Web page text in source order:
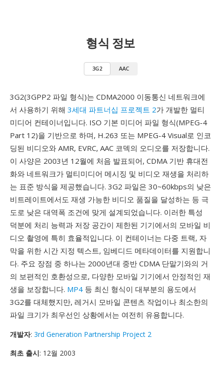
형식 정보
3G2 AAC
3G2(3GPP2 파일 형식)는 CDMA2000 이동통신 네트워크에
서 사용하기 위해 3세대 파트너십 프로젝트 2가 개발한 멀티
미디어 컨테이너입니다. ISO 기본 미디어 파일 형식(MPEG-4
Part 12)을 기반으로 하며, H.263 또는 MPEG-4 Visual로 인코
딩된 비디오와 AMR, EVRC, AAC 코덱의 오디오를 저장합니다.
이 사양은 2003년 12월에 처음 발표되어, CDMA 기반 휴대전
화와 네트워크가 멀티미디어 메시징 및 비디오 재생을 처리하
는 표준 방식을 제공했습니다. 3G2 파일은 30~60kbps의 낮은
비트레이트에서도 재생 가능한 비디오 품질을 달성하는 등 극
도로 낮은 대역폭 조건에 맞게 설계되었습니다. 이러한 특성
덕분에 처리 능력과 저장 공간이 제한된 기기에서의 모바일 비
디오 촬영에 특히 효율적입니다. 이 컨테이너는 다중 트랙, 자
막을 위한 시간 지정 텍스트, 임베디드 메타데이터를 지원합니
다. 주요 장점 중 하나는 2000년대 중반 CDMA 단말기와의 거
의 보편적인 호환성으로, 다양한 모바일 기기에서 안정적인 재
생을 보장합니다. MP4 등 최신 형식이 대부분의 용도에서
3G2를 대체했지만, 레거시 모바일 콘텐츠 작업이나 최소한의
파일 크기가 최우선인 상황에서는 여전히 유용합니다.
개발자: 3rd Generation Partnership Project 2
최초 출시: 12월 2003